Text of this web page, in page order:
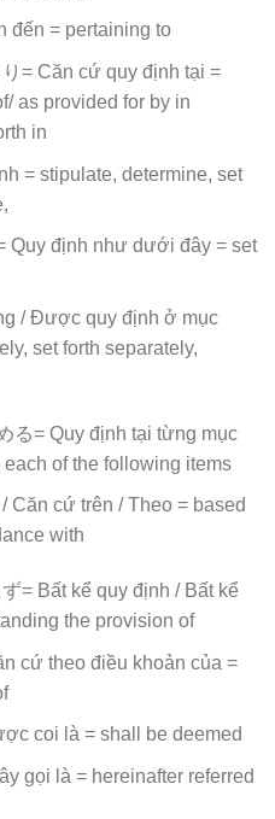
đến = pertaining to
= Căn cứ quy định tại =
as provided for by in
in
= stipulate, determine, set
Quy định như dưới đây = set
/ Được quy định ở mục
set forth separately,
る= Quy định tại từng mục
of the following items
Căn cứ trên / Theo = based
with
= Bất kể quy định / Bất kể
the provision of
cứ theo điều khoản của =
coi là = shall be deemed
gọi là = hereinafter referred